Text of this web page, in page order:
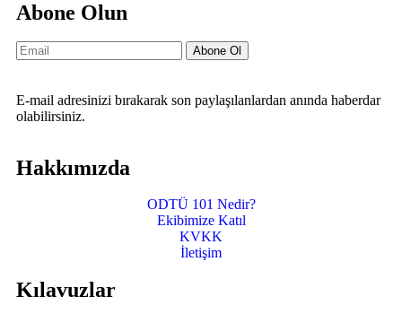
Abone Olun
Abone Ol
E-mail adresinizi bırakarak son paylaşılanlardan anında haberdar
olabilirsiniz.
Hakkımızda
ODTÜ 101 Nedir?
Ekibimize Katıl
KVKK
İletişim
Kılavuzlar